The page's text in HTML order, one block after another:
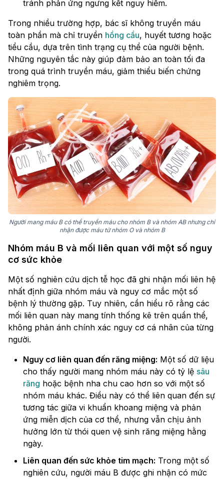
tránh phản ứng ngưng kết nguy hiểm.
Trong nhiều trường hợp, bác sĩ không truyền máu
toàn phần mà chỉ truyền hồng cầu, huyết tương hoặc
tiểu cầu, dựa trên tình trạng cụ thể của người bệnh.
Những nguyên tắc này giúp đảm bảo an toàn tối đa
trong quá trình truyền máu, giảm thiểu biến chứng
nghiêm trọng.
Người mang máu B có thể truyền máu cho nhóm B và nhóm AB nhưng chỉ
nhận được máu từ nhóm O và nhóm B
Nhóm máu B và mối liên quan với một số nguy
cơ sức khỏe
Một số nghiên cứu dịch tễ học đã ghi nhận mối liên hệ
nhất định giữa nhóm máu và nguy cơ mắc một số
bệnh lý thường gặp. Tuy nhiên, cần hiểu rõ rằng các
mối liên quan này mang tính thống kê trên quần thể,
không phản ánh chính xác nguy cơ cá nhân của từng
người.
Nguy cơ liên quan đến răng miệng: Một số dữ liệu
cho thấy người mang nhóm máu này có tỷ lệ sâu
răng hoặc bệnh nha chu cao hơn so với một số
nhóm máu khác. Điều này có thể liên quan đến sự
tương tác giữa vi khuẩn khoang miệng và phản
ứng miễn dịch của cơ thể, nhưng vẫn chịu ảnh
hưởng lớn từ thói quen vệ sinh răng miệng hằng
ngày.
Liên quan đến sức khỏe tim mạch: Trong một số
nghiên cứu, người máu B được ghi nhận có mức